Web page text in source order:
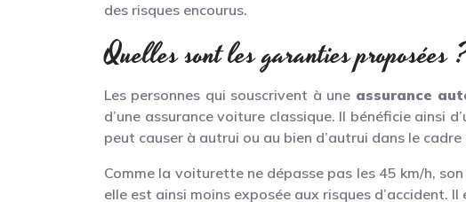
des risques encourus.
Quelles sont les garanties proposées
Les personnes qui souscrivent à une assurance
d’une assurance voiture classique. Il bénéficie ainsi
peut causer à autrui ou au bien d’autrui dans le cadre
Comme la voiturette ne dépasse pas les 45 km/h,
elle est ainsi moins exposée aux risques